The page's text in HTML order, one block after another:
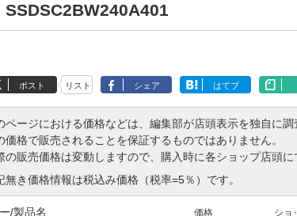
ポスト リスト シェア はてブ
ページにおける価格などは、編集部が店頭表示を独自に調
価格で販売されることを保証するものではありません。
の販売価格は変動しますので、購入時に各ショップ店頭に
無き価格情報は税込み価格（税率=5％）です。
価格
ショ
/製品名